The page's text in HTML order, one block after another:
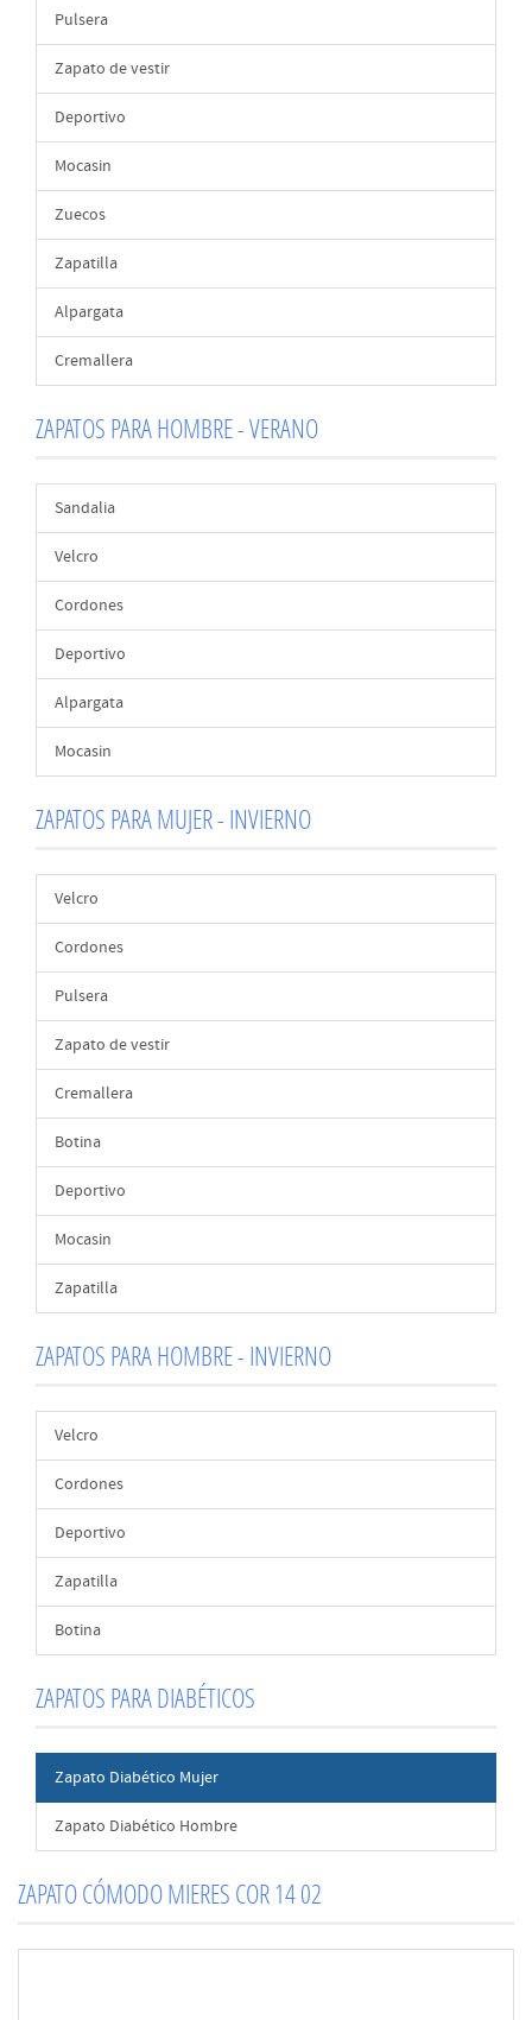
Pulsera
Zapato de vestir
Deportivo
Mocasin
Zuecos
Zapatilla
Alpargata
Cremallera
ZAPATOS PARA HOMBRE - VERANO
Sandalia
Velcro
Cordones
Deportivo
Alpargata
Mocasin
ZAPATOS PARA MUJER - INVIERNO
Velcro
Cordones
Pulsera
Zapato de vestir
Cremallera
Botina
Deportivo
Mocasin
Zapatilla
ZAPATOS PARA HOMBRE - INVIERNO
Velcro
Cordones
Deportivo
Zapatilla
Botina
ZAPATOS PARA DIABÉTICOS
Zapato Diabético Mujer
Zapato Diabético Hombre
ZAPATO CÓMODO MIERES COR 14 02